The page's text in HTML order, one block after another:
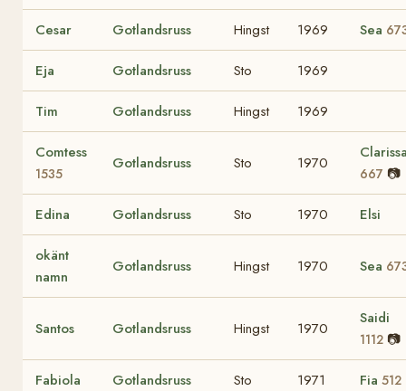
Cesar Gotlandsruss Hingst 1969 Sea
Eja Gotlandsruss Sto 1969
Tim Gotlandsruss Hingst 1969
Comtess
1535
Gotlandsruss Sto 1970
667 📷
Edina Gotlandsruss Sto 1970 Elsi
okänt
namn
Gotlandsruss Hingst 1970 Sea
Santos Gotlandsruss Hingst 1970
Saidi
1112 📷
Fabiola Gotlandsruss Sto 1971 Fia 512